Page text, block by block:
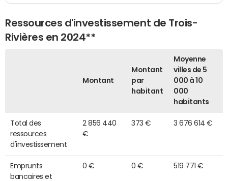
Ressources d'investissement de Trois-
Rivières en 2024**
Montant
Montant
par
habitant
Moyenne
villes de 5
000 à 10
000
habitants
Total des
ressources
d'investissement
2 856 440
€
373 € 3 676 614 €
Emprunts
bancaires et
0 € 0 € 519 771 €